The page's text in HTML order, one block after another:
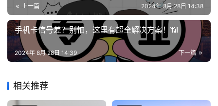
上一篇 2024年 8月 28日 14:38
手机卡信号差？别怕，这里有超全解决方案！📶
下一篇
2024年 8月 28日 14:39
相关推荐